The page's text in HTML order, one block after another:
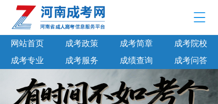
网站首页 成考政策 成考简章
成考院校
成考专业
成考服务 成绩查询 成考问答